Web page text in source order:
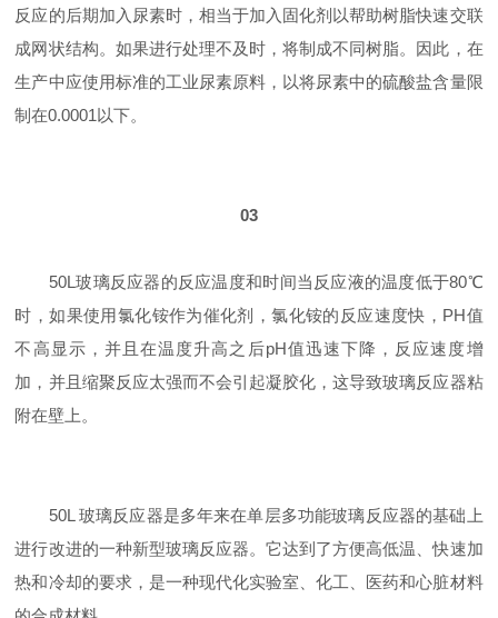
反应的后期加入尿素时，相当于加入固化剂以帮助树脂快速交联
成网状结构。如果进行处理不及时，将制成不同树脂。因此，在
生产中应使用标准的工业尿素原料，以将尿素中的硫酸盐含量限
制在0.0001以下。
03
50L玻璃反应器的反应温度和时间当反应液的温度低于80℃
时，如果使用氯化铵作为催化剂，氯化铵的反应速度快，PH值
不高显示，并且在温度升高之后pH值迅速下降，反应速度增
加，并且缩聚反应太强而不会引起凝胶化，这导致玻璃反应器粘
附在壁上。
50L 玻璃反应器是多年来在单层多功能玻璃反应器的基础上
进行改进的一种新型玻璃反应器。它达到了方便高低温、快速加
热和冷却的要求，是一种现代化实验室、化工、医药和心脏材料